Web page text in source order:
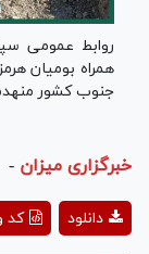
روابط عمومی
همراه بومیان
جنوب کشور
خبرگزاری میزان -
کد دانلود